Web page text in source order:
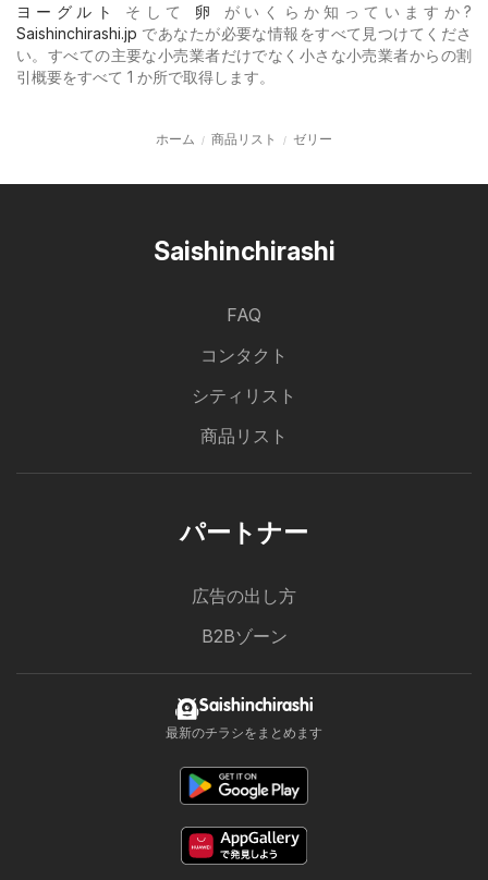
ヨーグルト
そして 卵
がいくらか知っていますか?
Saishinchirashi.jp であなたが必要な情報をすべて見つけてくださ
い。すべての主要な小売業者だけでなく小さな小売業者からの割
引概要をすべて 1 か所で取得します。
ホーム 商品リスト ゼリー
Saishinchirashi
FAQ
コンタクト
シティリスト
商品リスト
パートナー
広告の出し方
B2Bゾーン
Saishinchirashi
最新のチラシをまとめます